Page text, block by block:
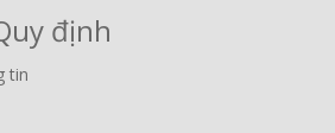
định
tin